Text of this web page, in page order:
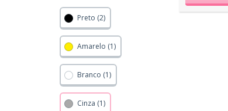
Preto (2)
Amarelo (1)
Branco (1)
Cinza (1)